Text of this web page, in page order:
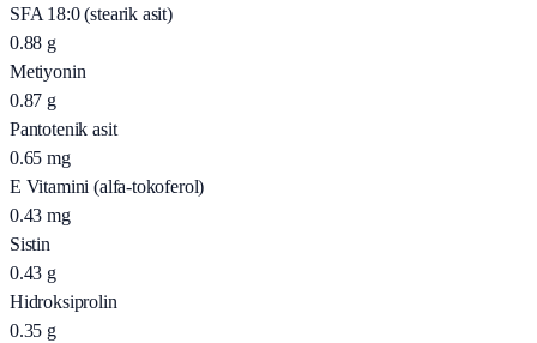
SFA 18:0 (stearik asit)
0.88 g
Metiyonin
0.87 g
Pantotenik asit
0.65 mg
E Vitamini (alfa-tokoferol)
0.43 mg
Sistin
0.43 g
Hidroksiprolin
0.35 g